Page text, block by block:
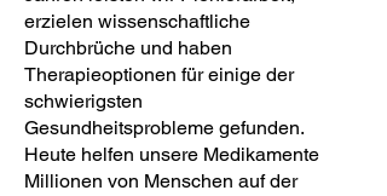
erzielen wissenschaftliche
Durchbrüche und haben
Therapieoptionen für einige der
schwierigsten
Gesundheitsprobleme gefunden.
Heute helfen unsere Medikamente
Millionen von Menschen auf der